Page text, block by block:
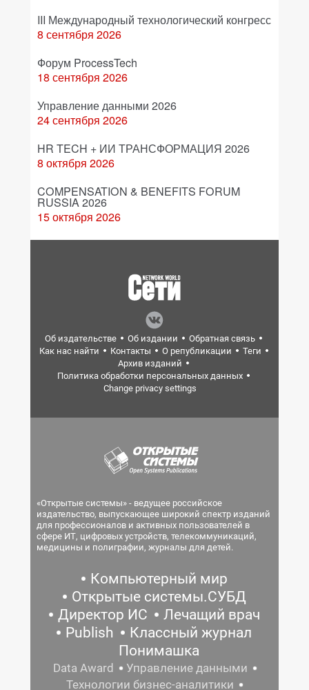
III Международный технологический конгресс
8 сентября 2026
Форум ProcessTech
18 сентября 2026
Управление данными 2026
24 сентября 2026
HR TECH + ИИ ТРАНСФОРМАЦИЯ 2026
8 октября 2026
COMPENSATION & BENEFITS FORUM
RUSSIA 2026
15 октября 2026
Об издательстве Об издании
Обратная связь
Как нас найти
Контакты О републикации
Теги
Архив изданий
Политика обработки персональных данных
Change privacy settings
«Открытые системы» - ведущее российское
издательство, выпускающее широкий спектр изданий
для профессионалов и активных пользователей в
сфере ИТ, цифровых устройств, телекоммуникаций,
медицины и полиграфии, журналы для детей.
Компьютерный мир
Открытые системы.СУБД
Директор ИС
Лечащий врач
Publish
Классный журнал
Понимашка
Data Award
Управление данными
Технологии бизнес-аналитики